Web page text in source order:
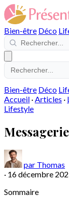
Bien-être Déco
Bien-être Déco
Accueil ·Articles ·
Lifestyle
par Thomas
· 16 décembre
Sommaire